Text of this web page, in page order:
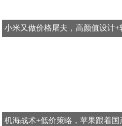
小米又做价格屠夫，高颜值设计+
机海战术+低价策略，苹果跟着国